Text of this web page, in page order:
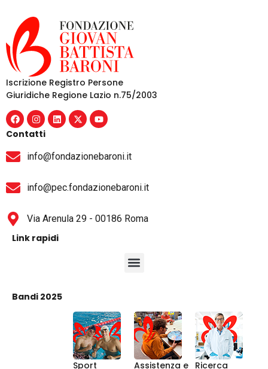
Iscrizione Registro Persone
Giuridiche Regione Lazio n.75/2003
Contatti
info@fondazionebaroni.it
info@pec.fondazionebaroni.it
Via Arenula 29 - 00186 Roma
Link rapidi
Bandi 2025
Sport Assistenza e Ricerca